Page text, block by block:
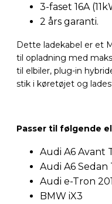
3-faset 16A
2 års garanti.
Dette ladekabel er et
til opladning med
til elbiler, plug-in
stik i køretøjet og
Passer til følgende
Audi A6 Avant
Audi A6 Sedan
Audi e-Tron
BMW iX3